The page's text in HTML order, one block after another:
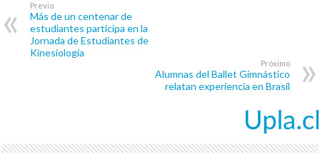
Previo
Más de un centenar de
estudiantes participa en la
Jornada de Estudiantes de
Kinesiología
Próximo
Alumnas del Ballet Gimnástico
relatan experiencia en Brasil